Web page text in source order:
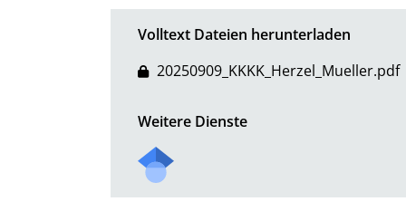
Volltext Dateien herunterladen
20250909_KKKK_Herzel_Mueller.pdf
Weitere Dienste